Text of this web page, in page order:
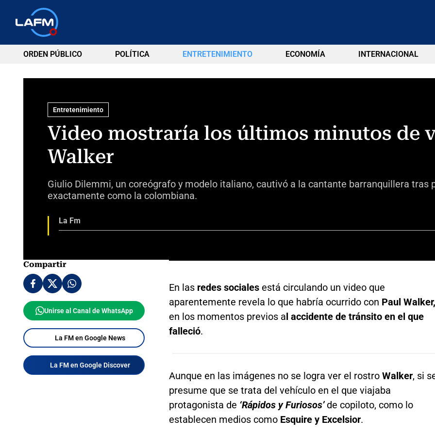
ORDEN PÚBLICO POLÍTICA ENTRETENIMIENTO ECONOMÍA INTERNACIONAL
Entretenimiento
Video mostraría los últimos minutos de
Walker
Giulio Dilemmi, un coreógrafo y modelo italiano, cautivó a la cantante barranquillera tras
exactamente como la colombiana.
La Fm
Compartir
Unirse al Canal de WhatsApp
La FM en Google News
La FM en Google Discover
En las redes socialesestá circulando un video que
aparentemente revela lo que habría ocurrido con Paul Walker,
en los momentos previos al accidente de tránsito en el que
falleció.
Aunque en las imágenes no se logra ver el rostroWalker, si
presume que se trata del vehículo en el que viajaba
protagonista de ‘Rápidos y Furiosos’de copiloto, como lo
establecen medios como Esquire y Excelsior.